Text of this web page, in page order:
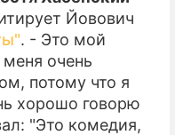
Йовович
. - Это мой
очень
потому что я
хорошо говорю
"Это комедия,